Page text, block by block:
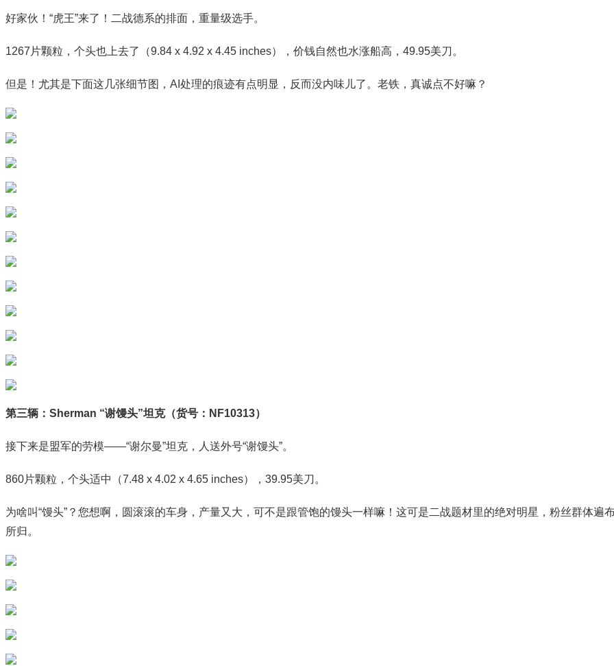
好家伙！“虎王”来了！二战德系的排面，重量级选手。
1267片颗粒，个头也上去了（9.84 x 4.92 x 4.45 inches），价钱自然也水涨船高，49.95美刀。
但是！尤其是下面这几张细节图，AI处理的痕迹有点明显，反而没内味儿了。老铁，真诚点不好嘛？
第三辆：Sherman “谢馒头”坦克（货号：NF10313）
接下来是盟军的劳模——“谢尔曼”坦克，人送外号“谢馒头”。
860片颗粒，个头适中（7.48 x 4.02 x 4.65 inches），39.95美刀。
为啥叫“馒头”？您想啊，圆滚滚的车身，产量又大，可不是跟管饱的馒头一样嘛！这可是二战题材里的绝对明星，粉丝群体遍
所归。